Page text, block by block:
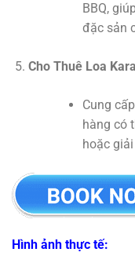
BBQ,
đặc sản
Cho Thuê Loa
Cung
hàng có
hoặc
Hình ảnh thực tế: